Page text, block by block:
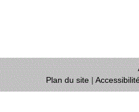
Plan du site|